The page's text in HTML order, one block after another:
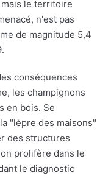
le territoire
n'est pas
de magnitude 5,4
conséquences
les champignons
en bois. Se
"lèpre des maisons"
des structures
prolifère dans le
le diagnostic